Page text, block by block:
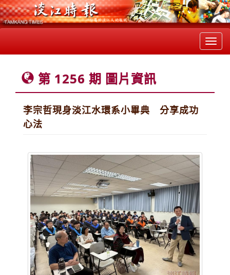
第 1256 期 圖片資訊
李宗哲現身淡江水環系小畢典 分享成功
心法